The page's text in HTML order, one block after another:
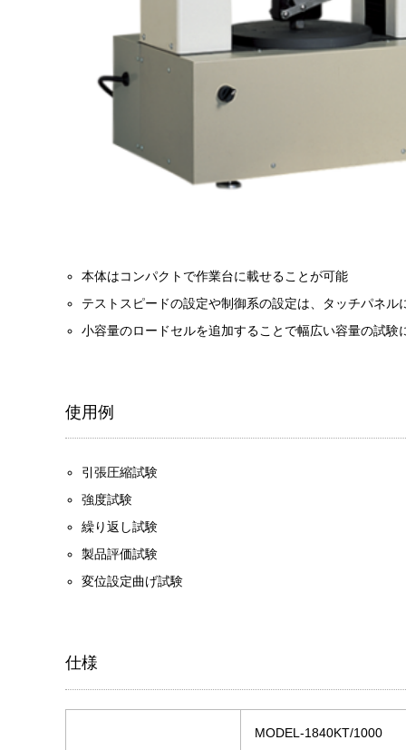
本体はコンパクトで作業台に載せることが可能
テストスピードの設定や制御系の設定は、タッチパネル
小容量のロードセルを追加することで幅広い容量の試験
使用例
引張圧縮試験
強度試験
繰り返し試験
製品評価試験
変位設定曲げ試験
仕様
MODEL-1840KT/1000